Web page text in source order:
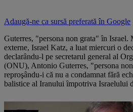
Adaugă-ne ca sursă preferată în Google
Guterres, "persona non grata" în Israel.
externe, Israel Katz, a luat miercuri o
declarându-l pe secretarul general al
(ONU), Antonio Guterres, "persona
reproşându-i că nu a condamnat fără
balistice al Iranului împotriva Israelului